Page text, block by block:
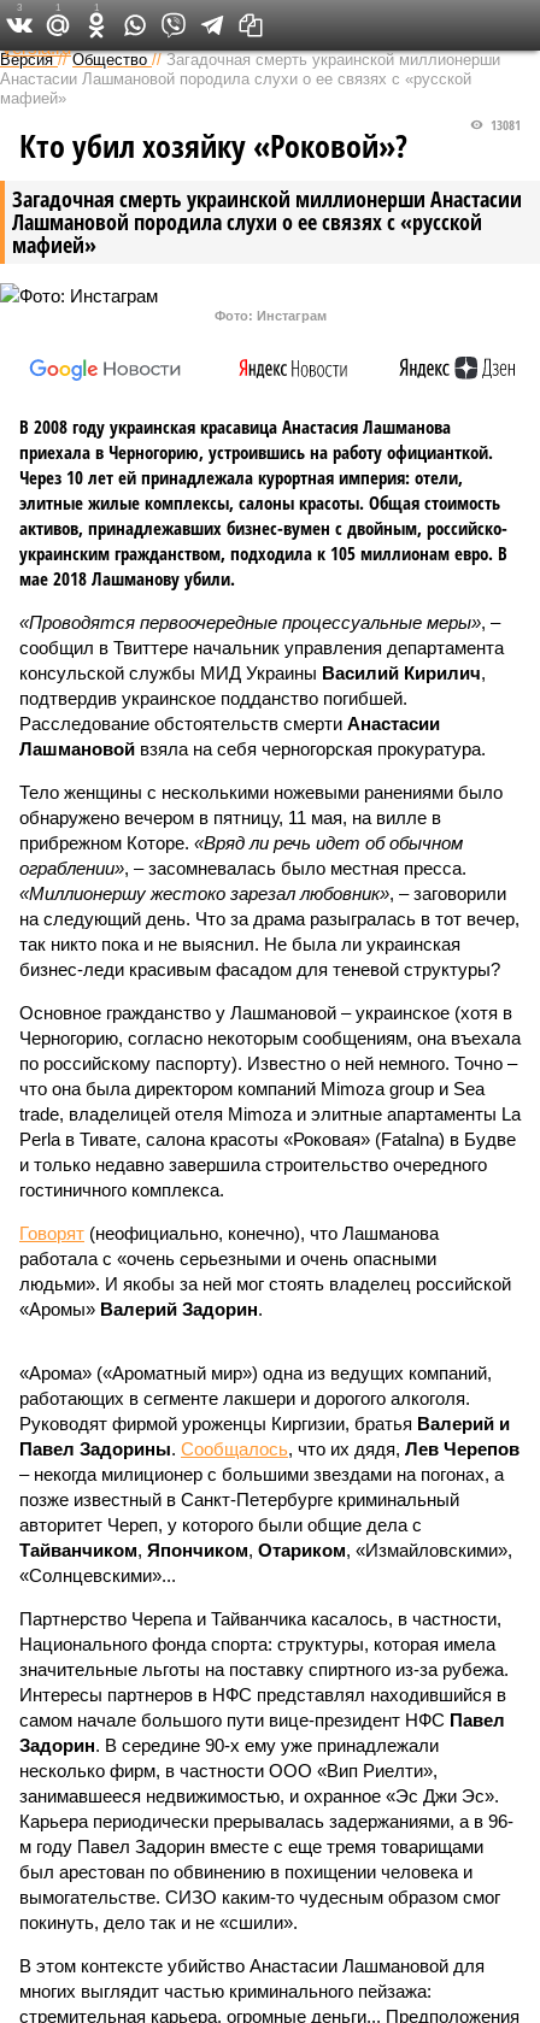
Федеральный выпуск
Версия //Общество //Загадочная смерть украинской миллионерши
Анастасии Лашмановой породила слухи о ее связях с «русской
мафией»
Загадочная смерть украинской миллионерши Анастасии
Лашмановой породила слухи о ее связях с «русской
мафией»
13081
Кто убил хозяйку «Роковой»?
Фото: Инстаграм
В 2008 году украинская красавица Анастасия Лашманова
приехала в Черногорию, устроившись на работу официанткой.
Через 10 лет ей принадлежала курортная империя: отели,
элитные жилые комплексы, салоны красоты. Общая стоимость
активов, принадлежавших бизнес-вумен с двойным, российско-
украинским гражданством, подходила к 105 миллионам евро. В
мае 2018 Лашманову убили.
«Проводятся первоочередные процессуальные меры», –
сообщил в Твиттере начальник управления департамента
консульской службы МИД Украины Василий Кирилич,
подтвердив украинское подданство погибшей.
Расследование обстоятельств смерти Анастасии
Лашмановой взяла на себя черногорская прокуратура.
Тело женщины с несколькими ножевыми ранениями было
обнаружено вечером в пятницу, 11 мая, на вилле в
прибрежном Которе. «Вряд ли речь идет об обычном
ограблении», – засомневалась было местная пресса.
«Миллионершу жестоко зарезал любовник», – заговорили
на следующий день. Что за драма разыгралась в тот вечер,
так никто пока и не выяснил. Не была ли украинская
бизнес-леди красивым фасадом для теневой структуры?
Основное гражданство у Лашмановой – украинское (хотя в
Черногорию, согласно некоторым сообщениям, она въехала
по российскому паспорту). Известно о ней немного. Точно –
что она была директором компаний Mimoza group и Sea
trade, владелицей отеля Mimoza и элитные апартаменты La
Perla в Тивате, салона красоты «Роковая» (Fatalna) в Будве
и только недавно завершила строительство очередного
гостиничного комплекса.
Говорят (неофициально, конечно), что Лашманова
работала с «очень серьезными и очень опасными
людьми». И якобы за ней мог стоять владелец российской
«Аромы» Валерий Задорин.
«Арома» («Ароматный мир») одна из ведущих компаний,
работающих в сегменте лакшери и дорогого алкоголя.
Руководят фирмой уроженцы Киргизии, братья Валерий и
Павел Задорины. Сообщалось, что их дядя, Лев Черепов
– некогда милиционер с большими звездами на погонах, а
позже известный в Санкт-Петербурге криминальный
авторитет Череп, у которого были общие дела с
Тайванчиком, Япончиком, Отариком, «Измайловскими»,
«Солнцевскими»...
Партнерство Черепа и Тайванчика касалось, в частности,
Национального фонда спорта: структуры, которая имела
значительные льготы на поставку спиртного из-за рубежа.
Интересы партнеров в НФС представлял находившийся в
самом начале большого пути вице-президент НФС Павел
Задорин. В середине 90-х ему уже принадлежали
несколько фирм, в частности ООО «Вип Риелти»,
занимавшееся недвижимостью, и охранное «Эс Джи Эс».
Карьера периодически прерывалась задержаниями, а в 96-
м году Павел Задорин вместе с еще тремя товарищами
был арестован по обвинению в похищении человека и
вымогательстве. СИЗО каким-то чудесным образом смог
покинуть, дело так и не «сшили».
В этом контексте убийство Анастасии Лашмановой для
многих выглядит частью криминального пейзажа:
стремительная карьера, огромные деньги... Предположения
3 1 1